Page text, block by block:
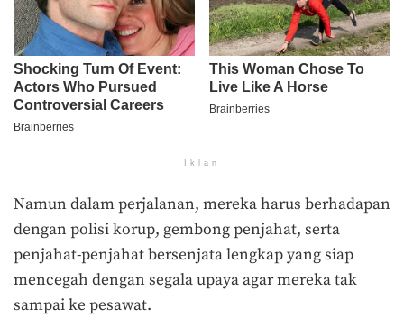
Iklan
Namun dalam perjalanan, mereka harus berhadapan
dengan polisi korup, gembong penjahat, serta
penjahat-penjahat bersenjata lengkap yang siap
mencegah dengan segala upaya agar mereka tak
sampai ke pesawat.